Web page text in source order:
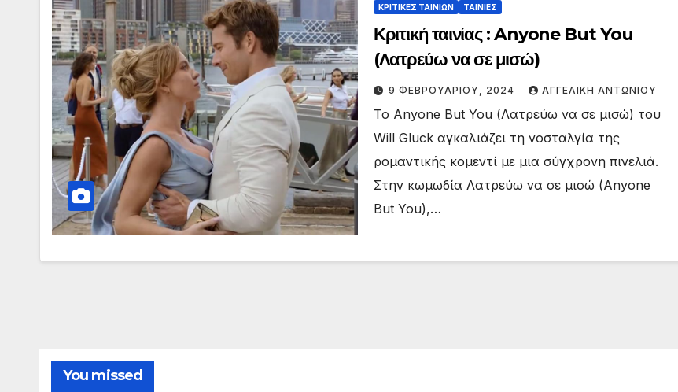
ΚΡΙΤΙΚΕΣ ΤΑΙΝΙΩΝ ΤΑΙΝΙΕΣ
Κριτική ταινίας : Anyone But You
(Λατρεύω να σε μισώ)
9 ΦΕΒΡΟΥΑΡΊΟΥ, 2024 ΑΓΓΕΛΙΚΉ ΑΝΤΩΝΊΟΥ
Το Anyone But You (Λατρεύω να σε μισώ) του
Will Gluck αγκαλιάζει τη νοσταλγία της
ρομαντικής κομεντί με μια σύγχρονη πινελιά.
Στην κωμωδία Λατρεύω να σε μισώ (Anyone
But You),…
You missed